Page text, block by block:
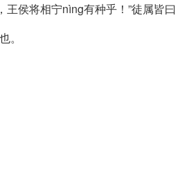
侯将相宁nìng有种乎！”徒属皆曰
。